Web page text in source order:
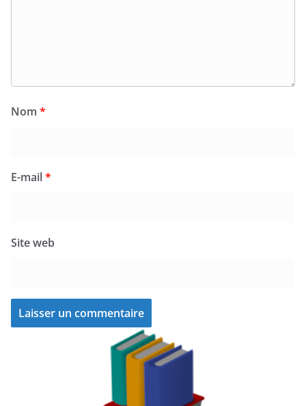
Nom *
E-mail*
Site web